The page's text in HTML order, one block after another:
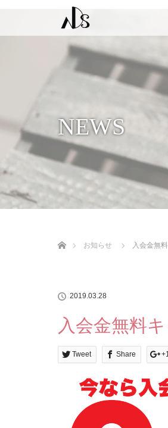
NEWS
お知らせ
入会金無
2019.03.28
入会金無料
Tweet Share